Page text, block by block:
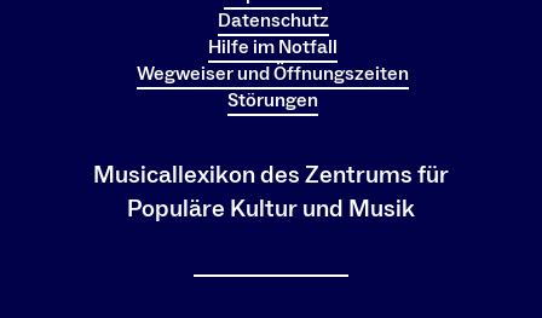
Datenschutz
Hilfe im Notfall
Wegweiser und Öffnungszeiten
Störungen
Musicallexikon des Zentrums für
Populäre Kultur und Musik